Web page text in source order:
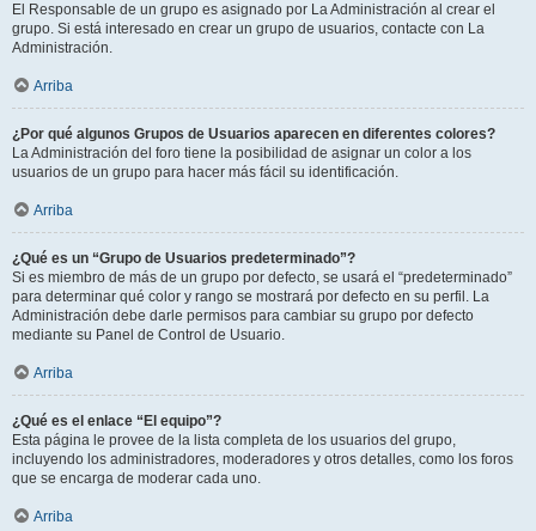
El Responsable de un grupo es asignado por La Administración al crear el
grupo. Si está interesado en crear un grupo de usuarios, contacte con La
Administración.
Arriba
¿Por qué algunos Grupos de Usuarios aparecen en diferentes colores?
La Administración del foro tiene la posibilidad de asignar un color a los
usuarios de un grupo para hacer más fácil su identificación.
Arriba
¿Qué es un “Grupo de Usuarios predeterminado”?
Si es miembro de más de un grupo por defecto, se usará el “predeterminado”
para determinar qué color y rango se mostrará por defecto en su perfil. La
Administración debe darle permisos para cambiar su grupo por defecto
mediante su Panel de Control de Usuario.
Arriba
¿Qué es el enlace “El equipo”?
Esta página le provee de la lista completa de los usuarios del grupo,
incluyendo los administradores, moderadores y otros detalles, como los foros
que se encarga de moderar cada uno.
Arriba